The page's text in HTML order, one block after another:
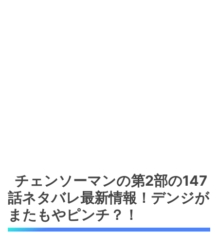
チェンソーマンの第2部の147
話ネタバレ最新情報！デンジが
またもやピンチ？！